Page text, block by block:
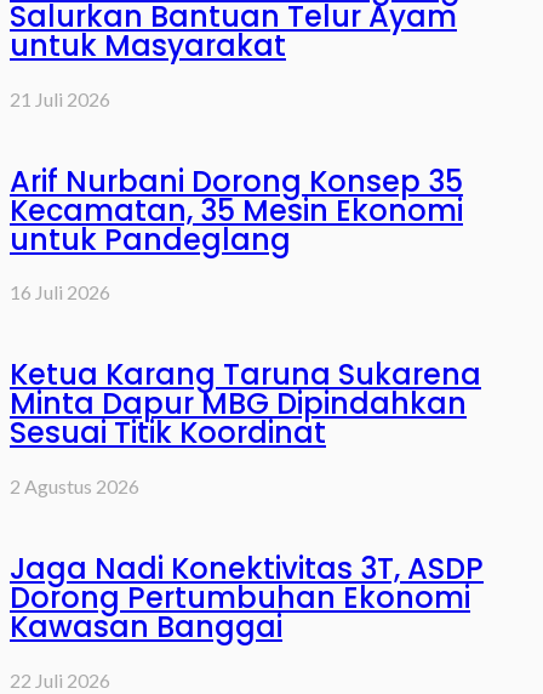
Salurkan Bantuan Telur Ayam
untuk Masyarakat
21 Juli 2026
Arif Nurbani Dorong Konsep 35
Kecamatan, 35 Mesin Ekonomi
untuk Pandeglang
16 Juli 2026
Ketua Karang Taruna Sukarena
Minta Dapur MBG Dipindahkan
Sesuai Titik Koordinat
2 Agustus 2026
Jaga Nadi Konektivitas 3T, ASDP
Dorong Pertumbuhan Ekonomi
Kawasan Banggai
22 Juli 2026